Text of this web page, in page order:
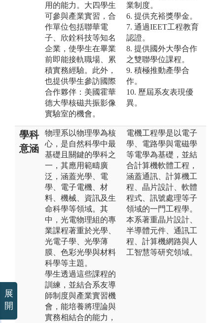
用的能力。大四學生
可參與產業實習，合
作單位包括聯華電
子、欣銓科技等知名
企業，使學生在畢業
前即能接軌職場、累
積實務經驗。此外，
也提供學生參訪國際
合作夥伴：美國霍華
德大學核磁共振影像
實驗室的機會。
業制度。
6. 提供充裕獎學金。
7. 通過IEET工程教育
認證。
8. 提供國外大學合作
之雙聯學位課程。
9. 積極推動產學合
作。
10. 歷屆系友表現優
異。
學科
意涵
物理系以物理學為核
心，是自然科學中最
基礎且關鍵的學科之
一，其應用範疇廣
泛，涵蓋光學、電
學、電子電機、材
料、機械、資訊及生
命科學等領域。其
中，光電物理組的專
業課程著重於光學、
光電子學、光學薄
膜、色彩光學與材料
科學等主題。
學生透過這些課程的
訓練，並結合系友導
師制度與產業實習機
會，能培養將理論與
實務相結合的能力，
電機工程學是以電子
學、電路學與電磁學
等電學為基礎，並結
合計算機軟體工程，
涵蓋通訊、計算機工
程、晶片設計、軟體
程式、訊號處理等子
領域的一門工程學。
本系著重晶片設計、
半導體元件、通訊工
程、計算機網路與人
工智慧等研究領域。
展
開